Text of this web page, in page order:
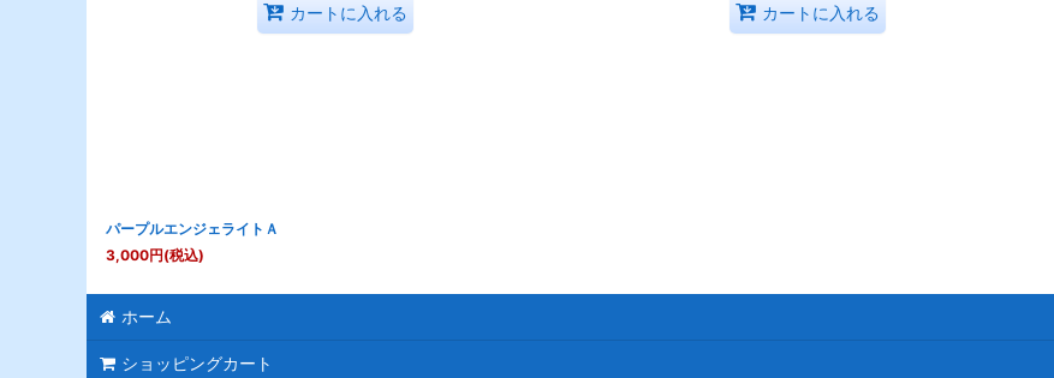
カートに入れる カートに入れる
パープルエンジェライトＡ
3,000円(税込)
ホーム
ショッピングカート